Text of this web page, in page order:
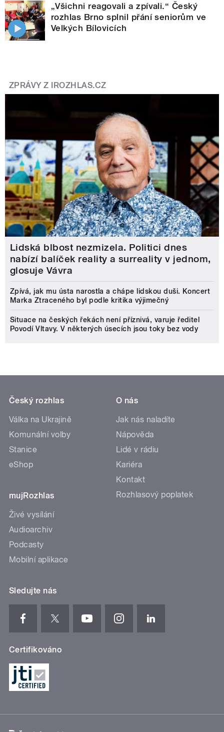
„Všichni reagovali a zpívali.“ Český
rozhlas Brno splnil přání seniorům ve
Velkých Bílovicích
ZPRÁVY Z IROZHLAS.CZ
Lidská blbost nezmizela. Politici dnes
nabízí balíček reality a surreality v jednom,
glosuje Vávra
Zpívá, jak mu ústa narostla a chápe lidskou duši. Koncert
Marka Ztraceného byl podle kritika výjimečný
Situace na českých řekách není příznivá, varuje ředitel
Povodí Vltavy. V některých úsecích jsou toky bez vody
Český rozhlas
Válka na Ukrajině
Komunální volby
Stanice
eShop
mujRozhlas
Živé vysílání
Audioarchiv
Podcasty
Mobilní aplikace
O nás
Jak nás naladíte
Nápověda
Lidé v rádiu
Kariéra
Kontakt
Rozhlasový poplatek
Sledujte nás
Certifikováno